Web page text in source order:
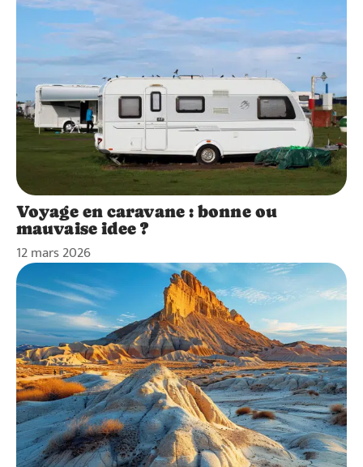
Voyage en caravane : bonne ou
mauvaise idee ?
12 mars 2026